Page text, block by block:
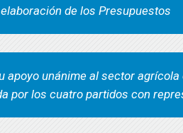
de los Presupuestos
apoyo unánime al sector
por los cuatro partidos con